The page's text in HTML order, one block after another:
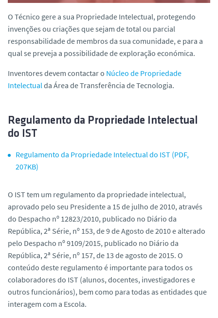
O Técnico gere a sua Propriedade Intelectual, protegendo
invenções ou criações que sejam de total ou parcial
responsabilidade de membros da sua comunidade, e para a
qual se preveja a possibilidade de exploração económica.
Inventores devem contactar o Núcleo de Propriedade
Intelectual da Área de Transferência de Tecnologia.
Regulamento da Propriedade Intelectual
do IST
Regulamento da Propriedade Intelectual do IST (PDF,
207KB)
O IST tem um regulamento da propriedade intelectual,
aprovado pelo seu Presidente a 15 de julho de 2010, através
do Despacho nº 12823/2010, publicado no Diário da
República, 2ª Série, nº 153, de 9 de Agosto de 2010 e alterado
pelo Despacho nº 9109/2015, publicado no Diário da
República, 2ª Série, nº 157, de 13 de agosto de 2015. O
conteúdo deste regulamento é importante para todos os
colaboradores do IST (alunos, docentes, investigadores e
outros funcionários), bem como para todas as entidades que
interagem com a Escola.